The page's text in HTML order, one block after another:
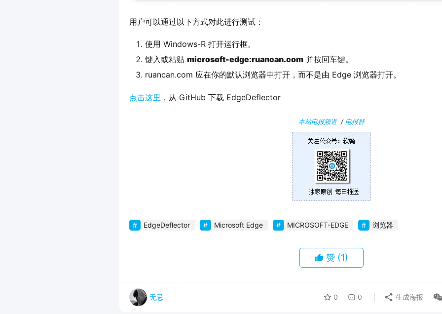
用户可以通过以下方式对此进行测试：
使用 Windows-R 打开运行框。
键入或粘贴 microsoft-edge:ruancan.com 并按回车键。
ruancan.com 应在你的默认浏览器中打开，而不是由 Edge 浏览器打开。
点击这里 ，从 GitHub 下载 EdgeDeflector
本站电报频道/ 电报群
EdgeDeflector Microsoft Edge MICROSOFT-EDGE 浏览器
赞 (1)
无忌 0 0 生成海报